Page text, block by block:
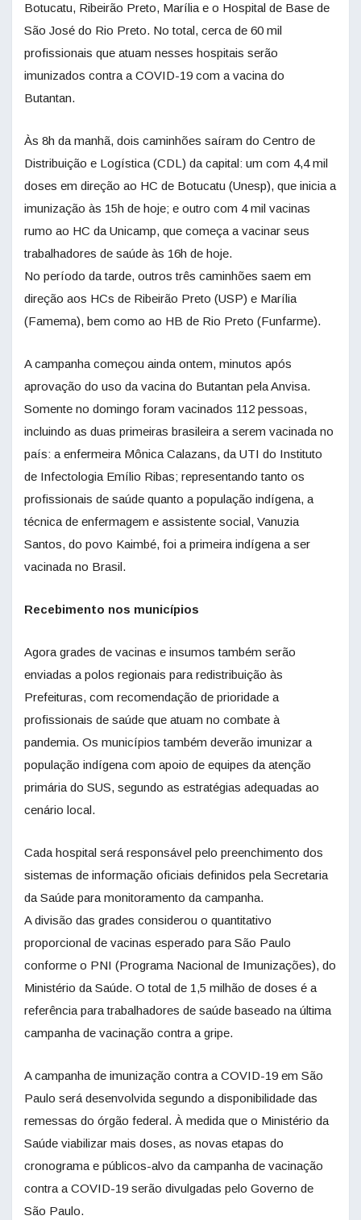
Botucatu, Ribeirão Preto, Marília e o Hospital de Base de
São José do Rio Preto. No total, cerca de 60 mil
profissionais que atuam nesses hospitais serão
imunizados contra a COVID-19 com a vacina do
Butantan.
Às 8h da manhã, dois caminhões saíram do Centro de
Distribuição e Logística (CDL) da capital: um com 4,4 mil
doses em direção ao HC de Botucatu (Unesp), que inicia a
imunização às 15h de hoje; e outro com 4 mil vacinas
rumo ao HC da Unicamp, que começa a vacinar seus
trabalhadores de saúde às 16h de hoje.
No período da tarde, outros três caminhões saem em
direção aos HCs de Ribeirão Preto (USP) e Marília
(Famema), bem como ao HB de Rio Preto (Funfarme).
A campanha começou ainda ontem, minutos após
aprovação do uso da vacina do Butantan pela Anvisa.
Somente no domingo foram vacinados 112 pessoas,
incluindo as duas primeiras brasileira a serem vacinada no
país: a enfermeira Mônica Calazans, da UTI do Instituto
de Infectologia Emílio Ribas; representando tanto os
profissionais de saúde quanto a população indígena, a
técnica de enfermagem e assistente social, Vanuzia
Santos, do povo Kaimbé, foi a primeira indígena a ser
vacinada no Brasil.
Recebimento nos municípios
Agora grades de vacinas e insumos também serão
enviadas a polos regionais para redistribuição às
Prefeituras, com recomendação de prioridade a
profissionais de saúde que atuam no combate à
pandemia. Os municípios também deverão imunizar a
população indígena com apoio de equipes da atenção
primária do SUS, segundo as estratégias adequadas ao
cenário local.
Cada hospital será responsável pelo preenchimento dos
sistemas de informação oficiais definidos pela Secretaria
da Saúde para monitoramento da campanha.
A divisão das grades considerou o quantitativo
proporcional de vacinas esperado para São Paulo
conforme o PNI (Programa Nacional de Imunizações), do
Ministério da Saúde. O total de 1,5 milhão de doses é a
referência para trabalhadores de saúde baseado na última
campanha de vacinação contra a gripe.
A campanha de imunização contra a COVID-19 em São
Paulo será desenvolvida segundo a disponibilidade das
remessas do órgão federal. À medida que o Ministério da
Saúde viabilizar mais doses, as novas etapas do
cronograma e públicos-alvo da campanha de vacinação
contra a COVID-19 serão divulgadas pelo Governo de
São Paulo.